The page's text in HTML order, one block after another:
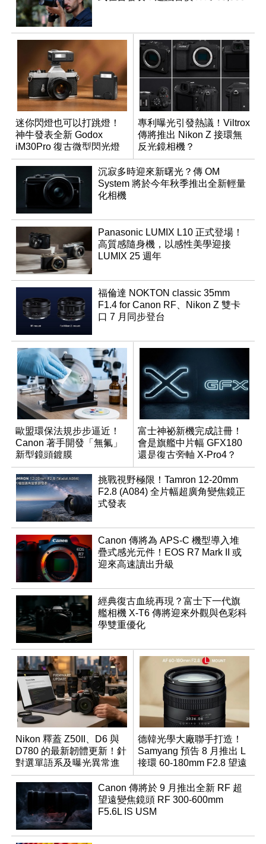
迷你閃燈也可以打跳燈！
神牛發表全新 Godox
iM30Pro 復古微型閃光燈
專利曝光引發熱議！Viltrox
傳將推出 Nikon Z 接環無
反光鏡相機？
沉寂多時迎來新曙光？傳 OM
System 將於今年秋季推出全新輕量
化相機
Panasonic LUMIX L10 正式登場！
高質感隨身機，以感性美學迎接
LUMIX 25 週年
福倫達 NOKTON classic 35mm
F1.4 for Canon RF、Nikon Z 雙卡
口 7 月同步登台
歐盟環保法規步步逼近！
Canon 著手開發「無氟」
新型鏡頭鍍膜
富士神祕新機完成註冊！
會是旗艦中片幅 GFX180
還是復古旁軸 X-Pro4？
挑戰視野極限！Tamron 12-20mm
F2.8 (A084) 全片幅超廣角變焦鏡正
式發表
Canon 傳將為 APS-C 機型導入堆
疊式感光元件！EOS R7 Mark II 或
迎來高速讀出升級
經典復古血統再現？富士下一代旗
艦相機 X-T6 傳將迎來外觀與色彩科
學雙重優化
Nikon 釋蓋 Z50II、D6 與
D780 的最新韌體更新！針
對選單語系及曝光異常進
行修復
德韓光學大廠聯手打造！
Samyang 預告 8 月推出 L
接環 60-180mm F2.8 望遠
變焦鏡
Canon 傳將於 9 月推出全新 RF 超
望遠變焦鏡頭 RF 300-600mm
F5.6L IS USM